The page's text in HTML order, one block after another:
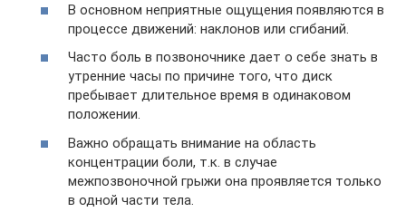
В основном неприятные ощущения появляются в
процессе движений: наклонов или сгибаний.
Часто боль в позвоночнике дает о себе знать в
утренние часы по причине того, что диск
пребывает длительное время в одинаковом
положении.
Важно обращать внимание на область
концентрации боли, т.к. в случае
межпозвоночной грыжи она проявляется только
в одной части тела.